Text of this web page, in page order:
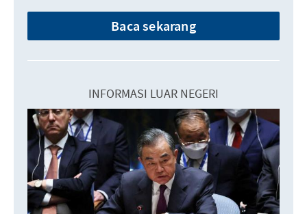
Baca sekarang
INFORMASI LUAR NEGERI